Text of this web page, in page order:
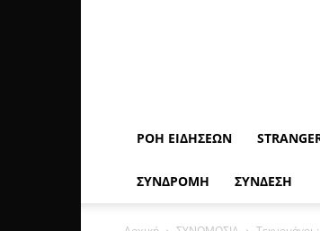
ΡΟΉ ΕΙΔΉΣΕΩΝ
ΣΥΝΔΡΟΜΗ ΣΥΝΔΕΣΗ